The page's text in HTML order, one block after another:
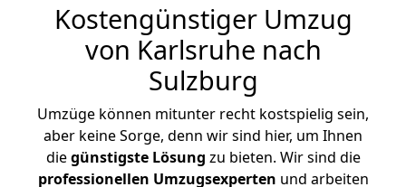
Kostengünstiger Umzug
von Karlsruhe nach
Sulzburg
Umzüge können mitunter recht kostspielig sein,
aber keine Sorge, denn wir sind hier, um Ihnen
diegünstigste Lösung zu bieten. Wir sind die
professionellen Umzugsexperten und arbeiten